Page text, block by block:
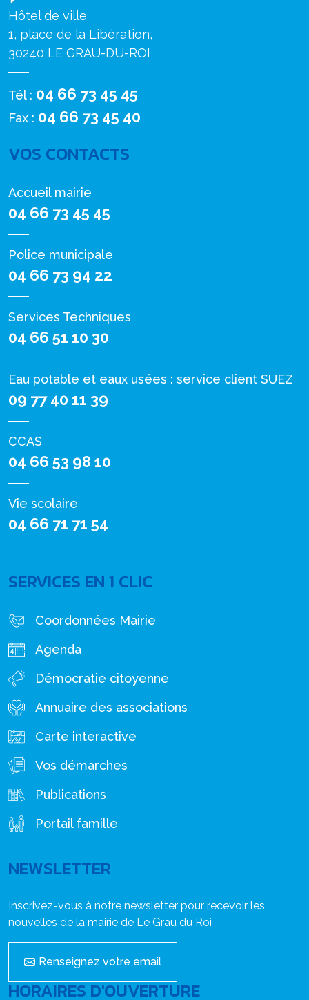
Hôtel de ville
1, place de la Libération,
30240 LE GRAU-DU-ROI
Tél : 04 66 73 45 45
Fax : 04 66 73 45 40
VOS CONTACTS
Accueil mairie
04 66 73 45 45
Police municipale
04 66 73 94 22
Services Techniques
04 66 51 10 30
Eau potable et eaux usées : service client SUEZ
09 77 40 11 39
CCAS
04 66 53 98 10
Vie scolaire
04 66 71 71 54
SERVICES EN 1 CLIC
Coordonnées Mairie
Agenda
Démocratie citoyenne
Annuaire des associations
Carte interactive
Vos démarches
Publications
Portail famille
NEWSLETTER
Inscrivez-vous à notre newsletter pour recevoir les
nouvelles de la mairie de Le Grau du Roi
Renseignez votre email
HORAIRES D'OUVERTURE